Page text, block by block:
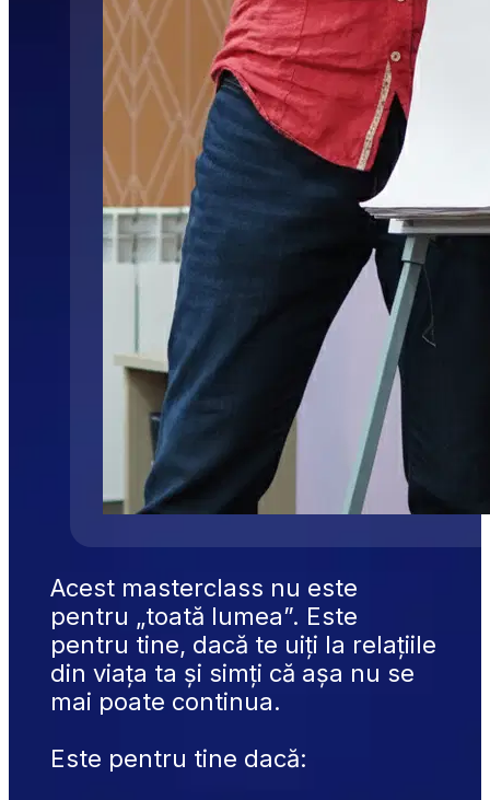
Acest masterclass nu este
pentru „toată lumea”. Este
pentru tine, dacă te uiți la relațiile
din viața ta și simți că așa nu se
mai poate continua.
Este pentru tine dacă: